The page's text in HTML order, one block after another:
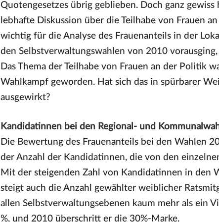
Quotengesetzes übrig geblieben. Doch ganz
lebhafte Diskussion über die Teilhabe von Frauen
wichtig für die Analyse des Frauenanteils in der
den Selbstverwaltungswahlen von 2010
Das Thema der Teilhabe von Frauen an der Politik
Wahlkampf geworden. Hat sich das in spürbarer
ausgewirkt?
Kandidatinnen bei den Regional- und
Die Bewertung des Frauenanteils bei den Wahlen
der Anzahl der Kandidatinnen, die von den
Mit der steigenden Zahl von Kandidatinnen in den
steigt auch die Anzahl gewählter weiblicher
allen Selbstverwaltungsebenen kaum mehr als ein
%, und 2010 überschritt er die 30%-Marke.